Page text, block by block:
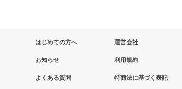
はじめての方へ
お知らせ
よくある質問
運営会社
利用規約
特商法に基づく表記